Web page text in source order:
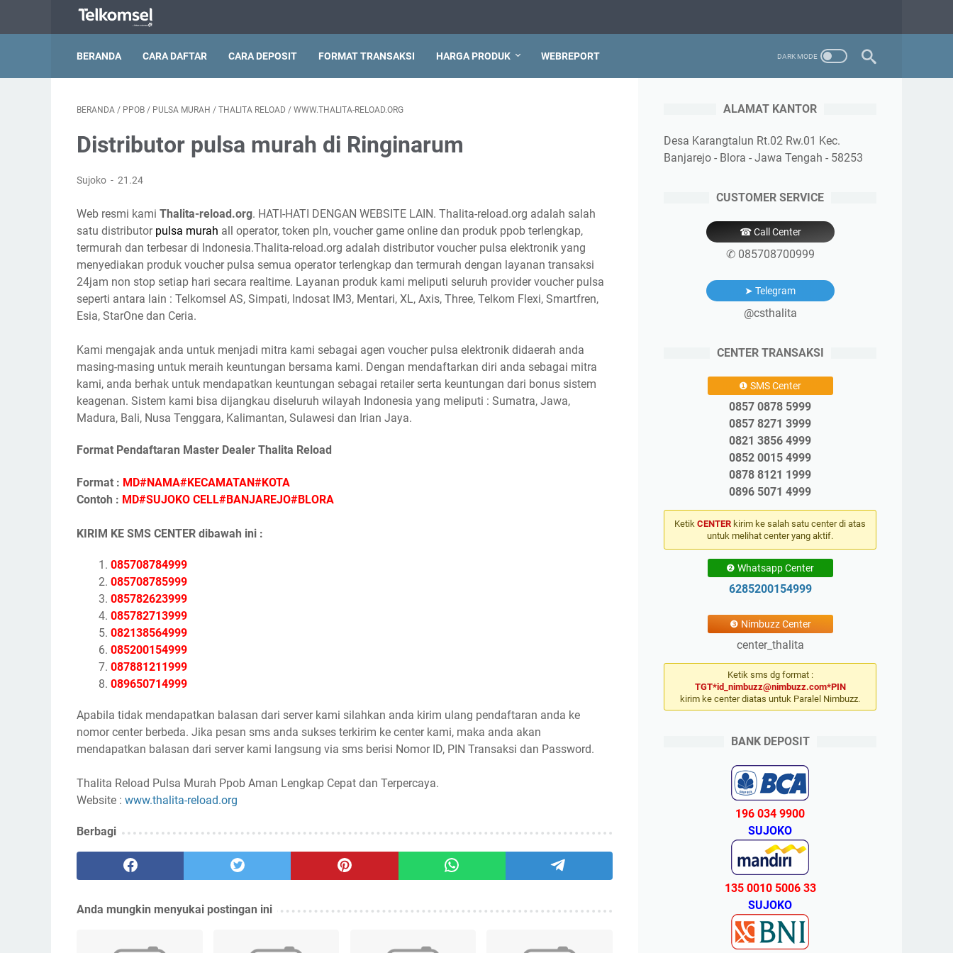
BERANDA CARA DAFTAR CARA DEPOSIT FORMAT TRANSAKSI HARGA PRODUK WEBREPORT
BERANDA / PPOB / PULSA MURAH / THALITA RELOAD / WWW.THALITA-RELOAD.ORG
Distributor pulsa murah di Ringinarum
Sujoko 21.24
Web resmi kami Thalita-reload.org. HATI-HATI DENGAN WEBSITE LAIN. Thalita-reload.org adalah salah
satu distributor pulsa murah all operator, token pln, voucher game online dan produk ppob terlengkap,
termurah dan terbesar di Indonesia.Thalita-reload.org adalah distributor voucher pulsa elektronik yang
menyediakan produk voucher pulsa semua operator terlengkap dan termurah dengan layanan transaksi
24jam non stop setiap hari secara realtime. Layanan produk kami meliputi seluruh provider voucher pulsa
seperti antara lain : Telkomsel AS, Simpati, Indosat IM3, Mentari, XL, Axis, Three, Telkom Flexi, Smartfren,
Esia, StarOne dan Ceria.
Kami mengajak anda untuk menjadi mitra kami sebagai agen voucher pulsa elektronik didaerah anda
masing-masing untuk meraih keuntungan bersama kami. Dengan mendaftarkan diri anda sebagai mitra
kami, anda berhak untuk mendapatkan keuntungan sebagai retailer serta keuntungan dari bonus sistem
keagenan. Sistem kami bisa dijangkau diseluruh wilayah Indonesia yang meliputi : Sumatra, Jawa,
Madura, Bali, Nusa Tenggara, Kalimantan, Sulawesi dan Irian Jaya.
Format Pendaftaran Master Dealer Thalita Reload
Format : MD#NAMA#KECAMATAN#KOTA
Contoh : MD#SUJOKO CELL#BANJAREJO#BLORA
KIRIM KE SMS CENTER dibawah ini :
085708784999
085708785999
085782623999
085782713999
082138564999
085200154999
087881211999
089650714999
Apabila tidak mendapatkan balasan dari server kami silahkan anda kirim ulang pendaftaran anda ke
nomor center berbeda. Jika pesan sms anda sukses terkirim ke center kami, maka anda akan
mendapatkan balasan dari server kami langsung via sms berisi Nomor ID, PIN Transaksi dan Password.
Thalita Reload Pulsa Murah Ppob Aman Lengkap Cepat dan Terpercaya.
Website : www.thalita-reload.org
Berbagi
Anda mungkin menyukai postingan ini
ALAMAT KANTOR
Desa Karangtalun Rt.02 Rw.01 Kec.
Banjarejo - Blora - Jawa Tengah - 58253
CUSTOMER SERVICE
☎ Call Center
✆ 085708700999
➤ Telegram
@csthalita
CENTER TRANSAKSI
❶ SMS Center
0857 0878 5999
0857 8271 3999
0821 3856 4999
0852 0015 4999
0878 8121 1999
0896 5071 4999
Ketik CENTER kirim ke salah satu center di atas
untuk melihat center yang aktif.
❷ Whatsapp Center
6285200154999
❸ Nimbuzz Center
center_thalita
Ketik sms dg format :
TGT*id_nimbuzz@nimbuzz.com*PIN
kirim ke center diatas untuk Paralel Nimbuzz.
BANK DEPOSIT
196 034 9900
SUJOKO
135 0010 5006 33
SUJOKO